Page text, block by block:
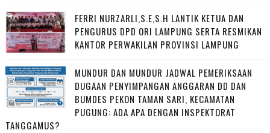
FERRI NURZARLI,S.E,S.H LANTIK KETUA DAN
PENGURUS DPD ORI LAMPUNG SERTA RESMIKAN
KANTOR PERWAKILAN PROVINSI LAMPUNG
MUNDUR DAN MUNDUR JADWAL PEMERIKSAAN
DUGAAN PENYIMPANGAN ANGGARAN DD DAN
BUMDES PEKON TAMAN SARI, KECAMATAN
PUGUNG: ADA APA DENGAN INSPEKTORAT
TANGGAMUS?